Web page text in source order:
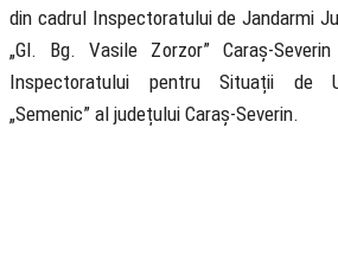
din cadrul Inspectoratului de Jandarmi
„Gl. Bg. Vasile Zorzor” Caraș-
Inspectoratului pentru Situații de
„Semenic” al județului Caraș-Severin.